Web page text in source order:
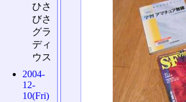
ひさ
びさ
グラ
ディ
ウス
2004-
12-
10(Fri)